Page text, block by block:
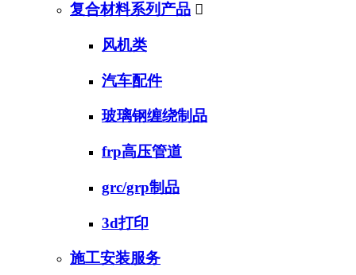
复合材料系列产品 
风机类
汽车配件
玻璃钢缠绕制品
frp高压管道
grc/grp制品
3d打印
施工安装服务